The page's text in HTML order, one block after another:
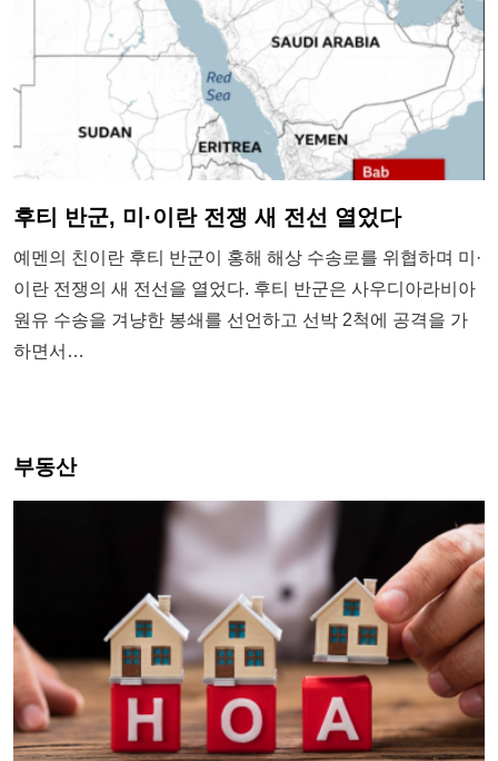
후티 반군, 미·이란 전쟁 새 전선 열었다
예멘의 친이란 후티 반군이 홍해 해상 수송로를 위협하며 미·
이란 전쟁의 새 전선을 열었다. 후티 반군은 사우디아라비아
원유 수송을 겨냥한 봉쇄를 선언하고 선박 2척에 공격을 가
하면서…
부동산